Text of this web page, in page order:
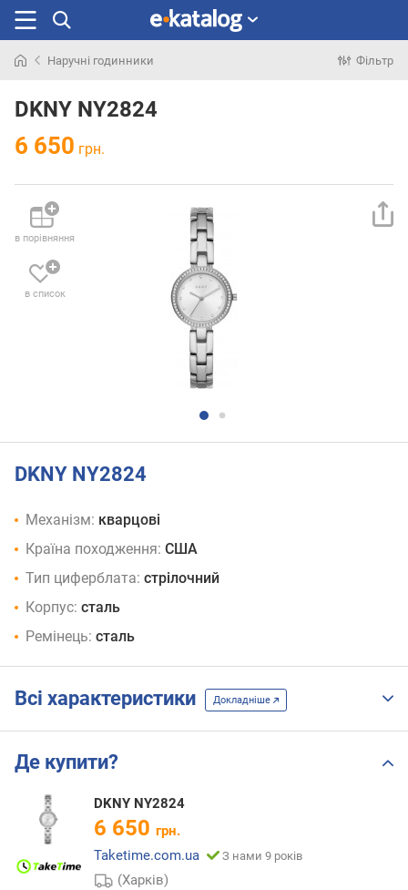
раніше
Наручні годинники Фільтр
DKNY NY2824
6 650 грн.
в порівняння
в список
DKNY NY2824
Механізм: кварцові
Країна походження: США
Тип циферблата: стрілочний
Корпус: сталь
Ремінець: сталь
Всі характеристики Докладніше
Де купити?
DKNY NY2824
6 650 грн.
Taketime.com.ua
З нами 9 років
(Харків)